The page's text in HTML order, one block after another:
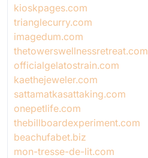
kioskpages.com
trianglecurry.com
imagedum.com
thetowerswellnessretreat.com
officialgelatostrain.com
kaethejeweler.com
sattamatkasattaking.com
onepetlife.com
thebillboardexperiment.com
beachufabet.biz
mon-tresse-de-lit.com